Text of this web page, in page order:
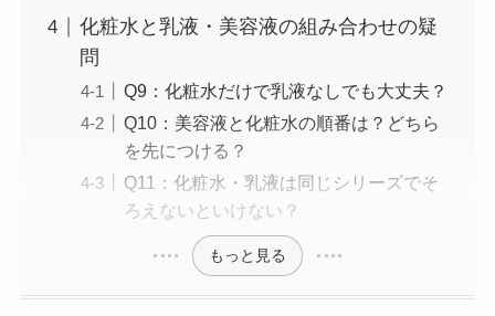
化粧水と乳液・美容液の組み合わせの疑
問
Q9：化粧水だけで乳液なしでも大丈夫？
Q10：美容液と化粧水の順番は？どちら
を先につける？
Q11：化粧水・乳液は同じシリーズでそ
ろえないといけない？
もっと見る